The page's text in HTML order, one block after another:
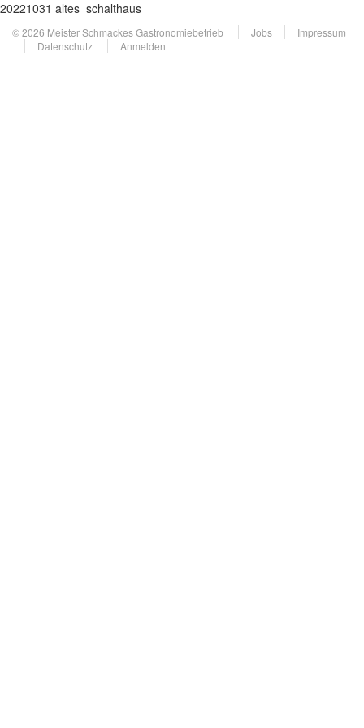
20221031 altes_schalthaus
© 2026 Meister Schmackes Gastronomiebetrieb Jobs
Impressum
Datenschutz
Anmelden